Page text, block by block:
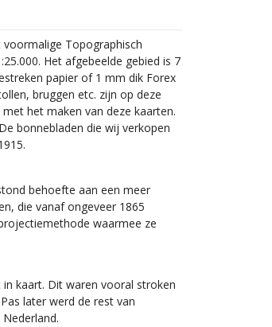
Topographisch
Het afgebeelde gebied is 7
papier of 1 mm dik Forex
bruggen etc. zijn op deze
het maken van deze kaarten.
bonnebladen die wij verkopen
behoefte aan een meer
die vanaf ongeveer 1865
waarmee ze
kaart. Dit waren vooral stroken
later werd de rest van